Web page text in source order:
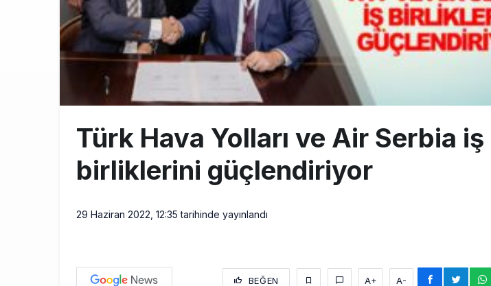
Türk Hava Yolları ve Air Serbia iş
birliklerini güçlendiriyor
29 Haziran 2022, 12:35 tarihinde yayınlandı
BEĞEN A+ A-